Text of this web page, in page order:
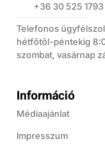
+36 30 525 1793
Telefonos
hétfőtől-péntekig
szombat, vasárnap
Információ
Médiaajánlat
Impresszum